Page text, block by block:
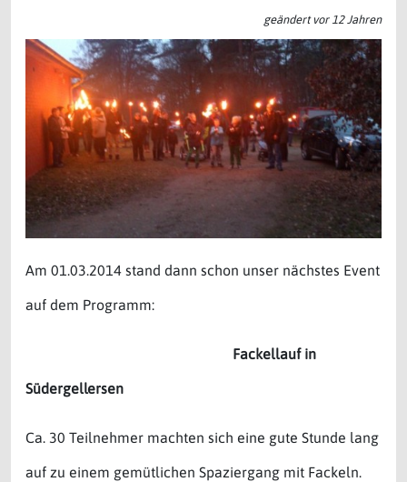
geändert vor 12 Jahren
Am 01.03.2014 stand dann schon unser nächstes Event
auf dem Programm:
Fackellauf in
Südergellersen
Ca. 30 Teilnehmer machten sich eine gute Stunde lang
auf zu einem gemütlichen Spaziergang mit Fackeln.